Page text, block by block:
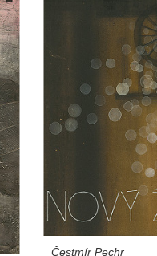
Čestmír Pechr